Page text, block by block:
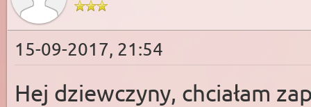
15-09-2017, 21:54
Hej dziewczyny, chciałam